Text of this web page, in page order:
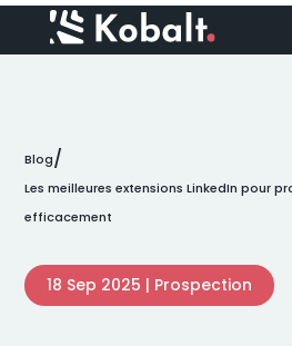
Blog/
Les meilleures extensions LinkedIn pour
efficacement
18 Sep 2025 | Prospection